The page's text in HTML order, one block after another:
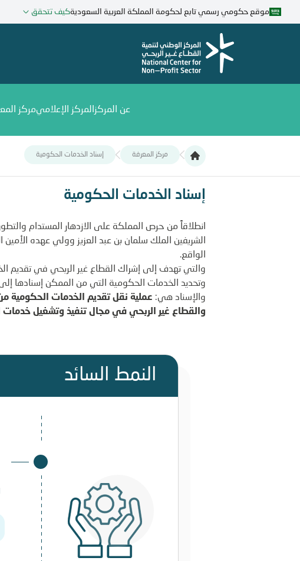
موقع حكومي رسمي تابع لحكومة المملكة العربية السعوديةكيف تتحقق
عن المركز المركز الإعلاميمركز
مركز المعرفة إسناد الخدمات الحكومية
إسناد الخدمات الحكومية
إسناد الخدمات الحكومية
انطلاقاً من حرص المملكة على الازدهار المستدام
الواقع.
والتي تهدف إلى إشراك القطاع غير الربحي في تقديم
وتحديد الخدمات الحكومية التي من الممكن إسنادها
والإسناد هي: عملية نقل تقديم الخدمات الحكومية
والقطاع غير الربحي في مجال تنفيذ وتشغيل خدمات
النمط السائد